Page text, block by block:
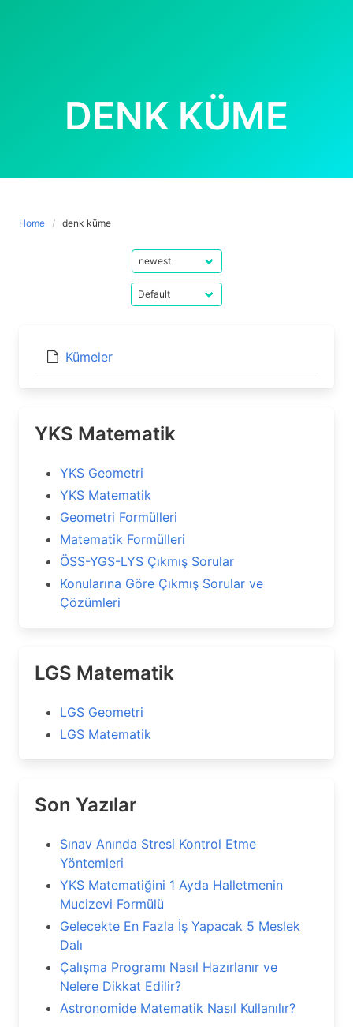
DENK KÜME
Home denk küme
Kümeler
YKS Matematik
YKS Geometri
YKS Matematik
Geometri Formülleri
Matematik Formülleri
ÖSS-YGS-LYS Çıkmış Sorular
Konularına Göre Çıkmış Sorular ve
Çözümleri
LGS Matematik
LGS Geometri
LGS Matematik
Son Yazılar
Sınav Anında Stresi Kontrol Etme
Yöntemleri
YKS Matematiğini 1 Ayda Halletmenin
Mucizevi Formülü
Gelecekte En Fazla İş Yapacak 5 Meslek
Dalı
Çalışma Programı Nasıl Hazırlanır ve
Nelere Dikkat Edilir?
Astronomide Matematik Nasıl Kullanılır?